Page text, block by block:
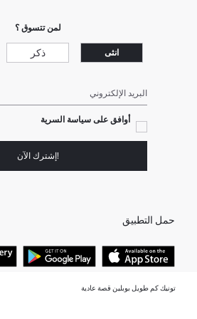
تونيك كم طويل بوبلين قصة عادية
لمن تتسوق ؟
انثى ذكر
البريد الإلكتروني
أوافق على سياسة السرية
!إشترك الآن
حمل التطبيق